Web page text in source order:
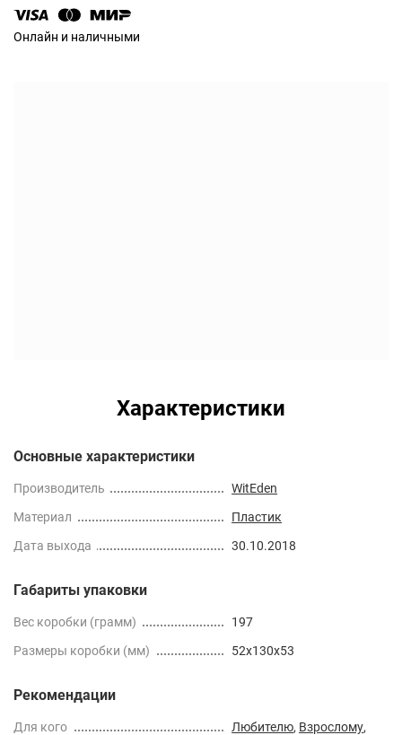
Онлайн и наличными
Характеристики
Основные характеристики
Производитель
WitEden
Материал
Пластик
Дата выхода
30.10.2018
Габариты упаковки
Вес коробки (грамм)
197
Размеры коробки (мм)
52x130x53
Рекомендации
Для кого Любителю, Взрослому,